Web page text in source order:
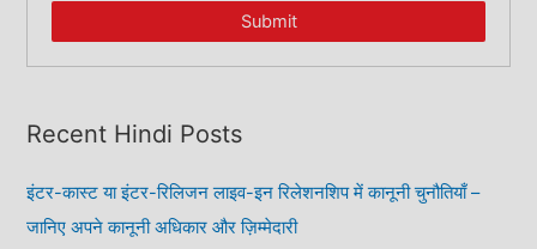
Submit
Recent Hindi Posts
इंटर-कास्ट या इंटर-रिलिजन लाइव-इन रिलेशनशिप में कानूनी चुनौतियाँ –
जानिए अपने कानूनी अधिकार और ज़िम्मेदारी